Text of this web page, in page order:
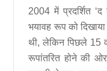
2004 में प्रदर्शित
भयावह रूप को
थी, लेकिन पिछले 15
रूपांतरित होने की